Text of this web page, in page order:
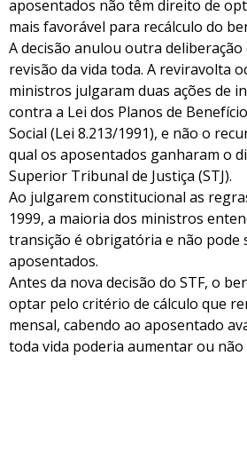
aposentados não têm direito de
mais favorável para recálculo do
A decisão anulou outra
revisão da vida toda. A reviravolta
ministros julgaram duas ações de
contra a Lei dos Planos de
Social (Lei 8.213/1991), e não o
qual os aposentados ganharam o
Superior Tribunal de Justiça (STJ).
Ao julgarem constitucional as
1999, a maioria dos ministros
transição é obrigatória e não pode
aposentados.
Antes da nova decisão do STF, o
optar pelo critério de cálculo que
mensal, cabendo ao aposentado
toda vida poderia aumentar ou não